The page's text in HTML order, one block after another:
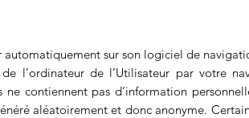
automatiquement sur son logiciel de
l’ordinateur de l’Utilisateur par votre
ne contiennent pas d’information
aléatoirement et donc anonyme.